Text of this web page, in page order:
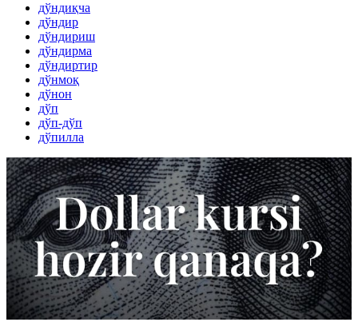
дўндиқча
дўндир
дўндириш
дўндирма
дўндиртир
дўнмоқ
дўнон
дўп
дўп-дўп
дўпилла